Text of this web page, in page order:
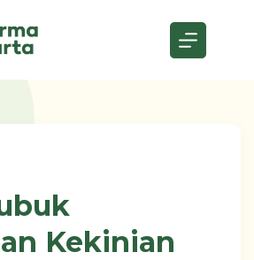
Kekinian